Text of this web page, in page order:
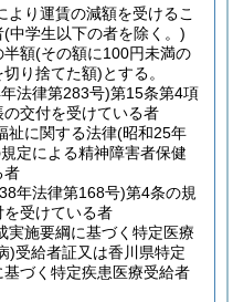
より運賃の減額を受けるこ
(中学生以下の者を除く。)
半額(その額に100円未満の
り捨てた額)とする。
法律第283号)第15条第4項
交付を受けている者
祉に関する法律(昭和25年
定による精神障害者保健
者
年法律第168号)第4条の規
受けている者
実施要綱に基づく特定医療
)受給者証又は香川県特定
づく特定疾患医療受給者